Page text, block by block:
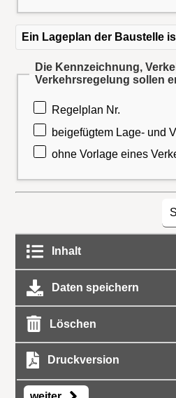
Ein Lageplan der Baustelle
Die Kennzeichnung,
Verkehrsregelung sollen
Regelplan Nr.
beigefügtem Lage- und
ohne Vorlage eines
Inhalt
Daten speichern
Löschen
Druckversion